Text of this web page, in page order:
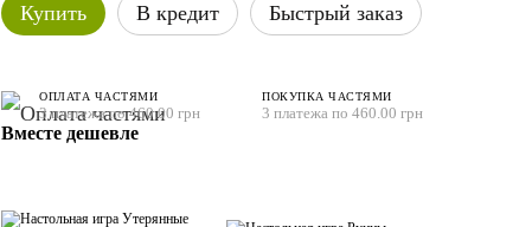
Купить В кредит Быстрый заказ
ОПЛАТА ЧАСТЯМИ
3 платежа по 460.00 грн
ПОКУПКА ЧАСТЯМИ
3 платежа по 460.00 грн
Вместе дешевле